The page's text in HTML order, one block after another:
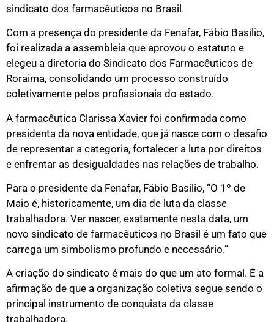
sindicato dos farmacêuticos no Brasil.
Com a presença do presidente da Fenafar, Fábio Basílio,
foi realizada a assembleia que aprovou o estatuto e
elegeu a diretoria do Sindicato dos Farmacêuticos de
Roraima, consolidando um processo construído
coletivamente pelos profissionais do estado.
A farmacêutica Clarissa Xavier foi confirmada como
presidenta da nova entidade, que já nasce com o desafio
de representar a categoria, fortalecer a luta por direitos
e enfrentar as desigualdades nas relações de trabalho.
Para o presidente da Fenafar, Fábio Basílio, “O 1º de
Maio é, historicamente, um dia de luta da classe
trabalhadora. Ver nascer, exatamente nesta data, um
novo sindicato de farmacêuticos no Brasil é um fato que
carrega um simbolismo profundo e necessário.”
A criação do sindicato é mais do que um ato formal. É a
afirmação de que a organização coletiva segue sendo o
principal instrumento de conquista da classe
trabalhadora.